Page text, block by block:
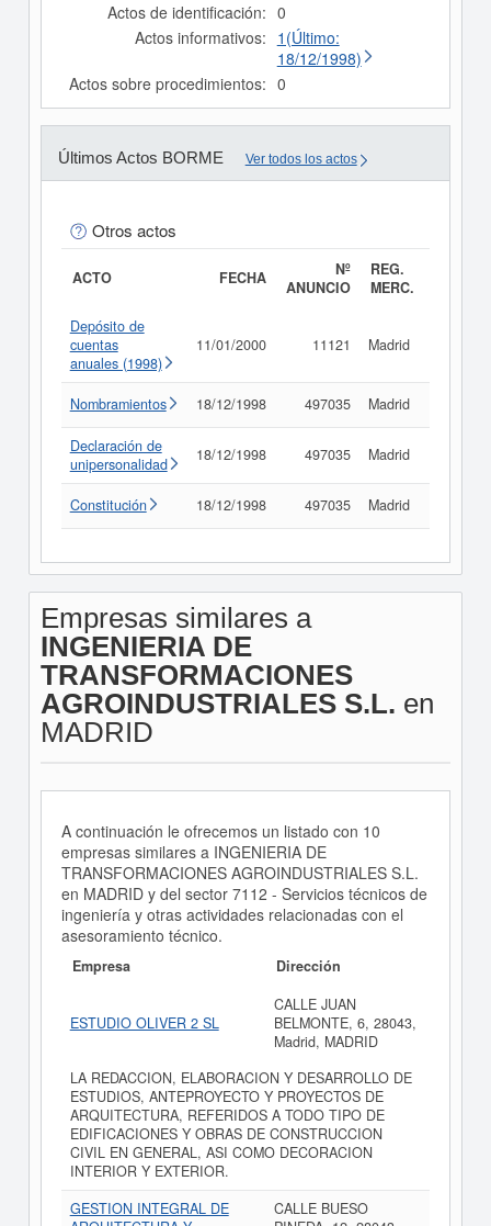
Actos de identificación: 0
Actos informativos: 1(Último:
18/12/1998)
Actos sobre procedimientos: 0
Últimos Actos BORME Ver todos los actos
Otros actos
ACTO FECHA
Nº
ANUNCIO
REG.
MERC.
Depósito de
cuentas
anuales (1998)
11/01/2000 11121 Madrid
Nombramientos 18/12/1998 497035 Madrid
Declaración de
unipersonalidad
18/12/1998 497035 Madrid
Constitución 18/12/1998 497035 Madrid
Empresas similares a
INGENIERIA DE
TRANSFORMACIONES
AGROINDUSTRIALES S.L. en
MADRID
A continuación le ofrecemos un listado con 10
empresas similares a INGENIERIA DE
TRANSFORMACIONES AGROINDUSTRIALES S.L.
en MADRID y del sector 7112 - Servicios técnicos de
ingeniería y otras actividades relacionadas con el
asesoramiento técnico.
Empresa Dirección
ESTUDIO OLIVER 2 SL
CALLE JUAN
BELMONTE, 6, 28043,
Madrid, MADRID
LA REDACCION, ELABORACION Y DESARROLLO DE
ESTUDIOS, ANTEPROYECTO Y PROYECTOS DE
ARQUITECTURA, REFERIDOS A TODO TIPO DE
EDIFICACIONES Y OBRAS DE CONSTRUCCION
CIVIL EN GENERAL, ASI COMO DECORACION
INTERIOR Y EXTERIOR.
GESTION INTEGRAL DE
CALLE BUESO